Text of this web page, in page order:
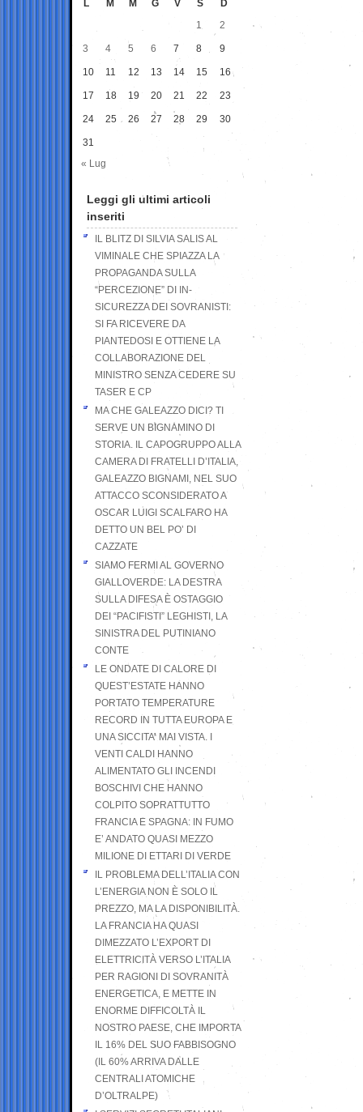
L M M G V S
D
1
2
3 4 5 6 7 8 9
10 11 12 13 14 15 16
17 18 19 20 21 22 23
24 25 26 27 28 29 30
31
« Lug
Leggi gli ultimi articoli
inseriti
IL BLITZ DI SILVIA SALIS AL
VIMINALE CHE SPIAZZA LA
PROPAGANDA SULLA
“PERCEZIONE” DI IN-
SICUREZZA DEI SOVRANISTI:
SI FA RICEVERE DA
PIANTEDOSI E OTTIENE LA
COLLABORAZIONE DEL
MINISTRO SENZA CEDERE SU
TASER E CP
MA CHE GALEAZZO DICI? TI
SERVE UN BIGNAMINO DI
STORIA. IL CAPOGRUPPO ALLA
CAMERA DI FRATELLI D’ITALIA,
GALEAZZO BIGNAMI, NEL SUO
ATTACCO SCONSIDERATO A
OSCAR LUIGI SCALFARO HA
DETTO UN BEL PO’ DI
CAZZATE
SIAMO FERMI AL GOVERNO
GIALLOVERDE: LA DESTRA
SULLA DIFESA È OSTAGGIO
DEI “PACIFISTI” LEGHISTI, LA
SINISTRA DEL PUTINIANO
CONTE
LE ONDATE DI CALORE DI
QUEST’ESTATE HANNO
PORTATO TEMPERATURE
RECORD IN TUTTA EUROPA E
UNA SICCITA’ MAI VISTA. I
VENTI CALDI HANNO
ALIMENTATO GLI INCENDI
BOSCHIVI CHE HANNO
COLPITO SOPRATTUTTO
FRANCIA E SPAGNA: IN FUMO
E’ ANDATO QUASI MEZZO
MILIONE DI ETTARI DI VERDE
IL PROBLEMA DELL’ITALIA CON
L’ENERGIA NON È SOLO IL
PREZZO, MA LA DISPONIBILITÀ.
LA FRANCIA HA QUASI
DIMEZZATO L’EXPORT DI
ELETTRICITÀ VERSO L’ITALIA
PER RAGIONI DI SOVRANITÀ
ENERGETICA, E METTE IN
ENORME DIFFICOLTÀ IL
NOSTRO PAESE, CHE IMPORTA
IL 16% DEL SUO FABBISOGNO
(IL 60% ARRIVA DALLE
CENTRALI ATOMICHE
D’OLTRALPE)